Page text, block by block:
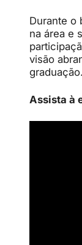
Durante o
na área e
visão
graduação.
Assista à